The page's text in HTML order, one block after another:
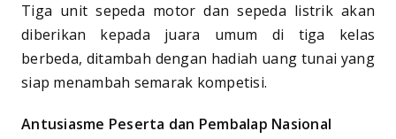
Tiga unit sepeda motor dan sepeda listrik akan
diberikan kepada juara umum di tiga kelas
berbeda, ditambah dengan hadiah uang tunai yang
siap menambah semarak kompetisi.
Antusiasme Peserta dan Pembalap Nasional